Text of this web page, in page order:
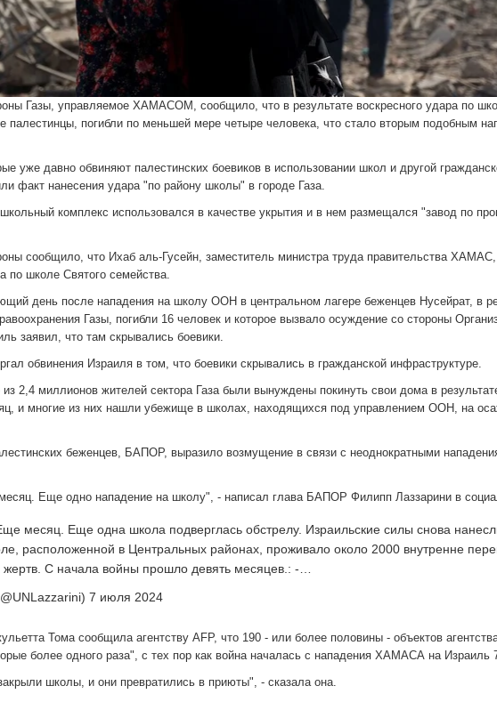
Газы, управляемое ХАМАСОМ, сообщило, что в результате воскресного удара по
погибли по меньшей мере четыре человека, что стало вторым подобным
уже давно обвиняют палестинских боевиков в использовании школ и другой
факт нанесения удара "по району школы" в городе Газа.
комплекс использовался в качестве укрытия и в нем размещался "завод по
сообщило, что Ихаб аль-Гусейн, заместитель министра труда правительства
по школе Святого семейства.
день после нападения на школу ООН в центральном лагере беженцев Нусейрат, в
Газы, погибли 16 человек и которое вызвало осуждение со стороны
заявил, что там скрывались боевики.
обвинения Израиля в том, что боевики скрывались в гражданской инфраструктуре.
2,4 миллионов жителей сектора Газа были вынуждены покинуть свои дома в
и многие из них нашли убежище в школах, находящихся под управлением ООН, на
беженцев, БАПОР, выразило возмущение в связи с неоднократными
Еще одно нападение на школу", - написал глава БАПОР Филипп Лаззарини в
месяц. Еще одна школа подверглась обстрелу. Израильские силы снова
расположенной в Центральных районах, проживало около 2000 внутренне
жертв. С начала войны прошло девять месяцев.: -…
7 июля 2024
Тома сообщила агентству AFP, что 190 - или более половины - объектов
более одного раза", с тех пор как война началась с нападения ХАМАСА на Израиль 7
школы, и они превратились в приюты", - сказала она.